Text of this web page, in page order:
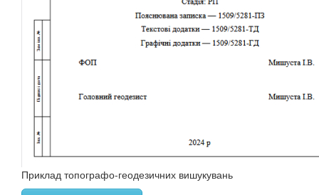
Приклад топографо-геодезичних вишукувань